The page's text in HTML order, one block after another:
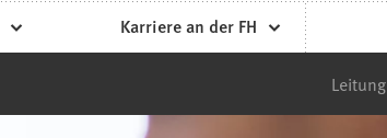
Karriere an der FH
Leitung